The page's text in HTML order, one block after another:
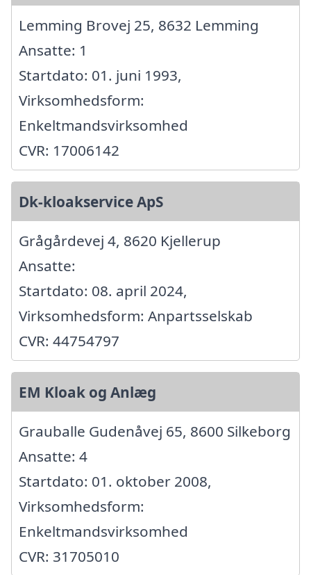
Lemming Brovej 25, 8632 Lemming
Ansatte: 1
Startdato: 01. juni 1993,
Virksomhedsform:
Enkeltmandsvirksomhed
CVR: 17006142
Dk-kloakservice ApS
Grågårdevej 4, 8620 Kjellerup
Ansatte:
Startdato: 08. april 2024,
Virksomhedsform: Anpartsselskab
CVR: 44754797
EM Kloak og Anlæg
Grauballe Gudenåvej 65, 8600 Silkeborg
Ansatte: 4
Startdato: 01. oktober 2008,
Virksomhedsform:
Enkeltmandsvirksomhed
CVR: 31705010